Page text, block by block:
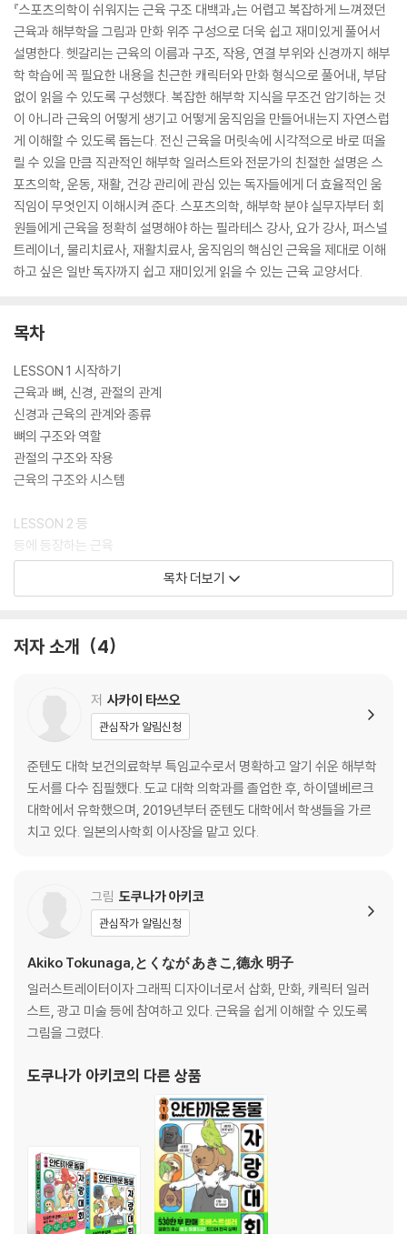
『스포츠의학이 쉬워지는 근육 구조 대백과』는 어렵고 복잡하게 느껴졌던
근육과 해부학을 그림과 만화 위주 구성으로 더욱 쉽고 재미있게 풀어서
설명한다. 헷갈리는 근육의 이름과 구조, 작용, 연결 부위와 신경까지 해부
학 학습에 꼭 필요한 내용을 친근한 캐릭터와 만화 형식으로 풀어내, 부담
없이 읽을 수 있도록 구성했다. 복잡한 해부학 지식을 무조건 암기하는 것
이 아니라 근육의 어떻게 생기고 어떻게 움직임을 만들어내는지 자연스럽
게 이해할 수 있도록 돕는다. 전신 근육을 머릿속에 시각적으로 바로 떠올
릴 수 있을 만큼 직관적인 해부학 일러스트와 전문가의 친절한 설명은 스
포츠의학, 운동, 재활, 건강 관리에 관심 있는 독자들에게 더 효율적인 움
직임이 무엇인지 이해시켜 준다. 스포츠의학, 해부학 분야 실무자부터 회
원들에게 근육을 정확히 설명해야 하는 필라테스 강사, 요가 강사, 퍼스널
트레이너, 물리치료사, 재활치료사, 움직임의 핵심인 근육을 제대로 이해
하고 싶은 일반 독자까지 쉽고 재미있게 읽을 수 있는 근육 교양서다.
목차
LESSON 1 시작하기
근육과 뼈, 신경, 관절의 관계
신경과 근육의 관계와 종류
뼈의 구조와 역할
관절의 구조와 작용
근육의 구조와 시스템
LESSON 2 등
등에 등장하는 근육
척주기립근 / 경장늑근 / 흉장늑근 / 요장늑근 / 두최장근 / 경최장근 / 흉
최장근 / 경극근 / 흉극근 / 횡돌극근 / 회선근 / 다열근 / 두반극근 / 경반
LESSON 3 흉부
대흉근 주변의 근육 / 대흉근 / 소흉근과 쇄골하근 / 외늑간근 / 내늑간근 /
횡격막 / 로테이터 커프 / 소원근 / 극상근 / 극하근 / 견갑하근
LESSON 4 복부
복부에 등장하는 근육
외복사근 / 내복사근 / 복횡근 / 복직근 / 요방형근
LESSON 6 팔
팔에 등장하는 근육
상완이두근 주변의 근육 / 상완이두근 / 완요골근과 상완근 / 상완삼두근
과 팔꿈치근 / 상완삼두근 / 팔꿈치근 / 삼각근 / 광배근 주변의 근육 / 광
배근 / 대원근과 오구완근 / 승모근 / 전거근 / 견갑골 주변의 근육 / 견갑
과 장장근 / 장장근 / 요측수근굴근과 척측수근굴근 / 수근신근 / 척측수근
굴근 / 심지굴근 / 장모지굴근 / 모지신근과 모지외전근 / 장모지외전근 /
단모지신근과 장모지신근 / 모지구를 형성하는 근육 / 단모지외전근 / 모
지내전근 / 단모지굴근과 모지대립근 / 총지신근 / 시지신근 / 소지신근 /
소지의 근육 / 단소지굴근 / 소지외전근과 소지대립근 / 골간근과 충양근 /
충양근 / 장측골간근 / 배측골간근
목차 더보기
저자 소개 4
저 사카이 타쓰오
관심작가 알림신청
준텐도 대학 보건의료학부 특임교수로서 명확하고 알기 쉬운 해부학
도서를 다수 집필했다. 도교 대학 의학과를 졸업한 후, 하이델베르크
대학에서 유학했으며, 2019년부터 준텐도 대학에서 학생들을 가르
치고 있다. 일본의사학회 이사장을 맡고 있다.
그림 도쿠나가 아키코
관심작가 알림신청
Akiko Tokunaga,とくなが あきこ,德永 明子
일러스트레이터이자 그래픽 디자이너로서 삽화, 만화, 캐릭터 일러
스트, 광고 미술 등에 참여하고 있다. 근육을 쉽게 이해할 수 있도록
그림을 그렸다.
도쿠나가 아키코의 다른 상품